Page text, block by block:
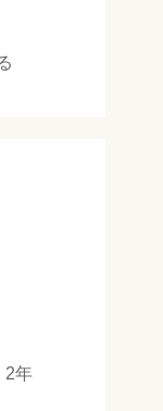
2年